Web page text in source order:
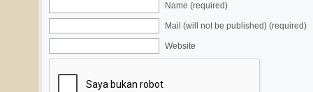
Name (required)
Mail (will not be published) (required)
Website